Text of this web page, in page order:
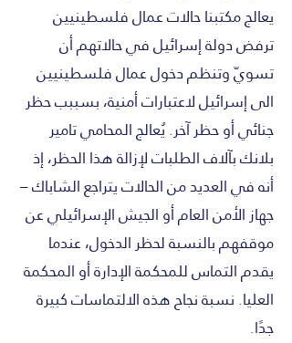
يعالج مكتبنا حالات عمال فلسطينيين
ترفض دولة إسرائيل في حالاتهم أن
تسويّ وتنظم دخول عمال فلسطينيين
الى إسرائيل لاعتبارات أمنية، بسببب حظر
جنائي أو حظر آخر. يُعالج المحامي تامير
بلانك بآلاف الطلبات لإزالة هذا الحظر، إذ
أنه في العديد من الحالات يتراجع الشاباك –
جهاز الأمن العام أو الجيش الإسرائيلي عن
موقفهم بالنسبة لحظر الدخول، عندما
يقدم التماس للمحكمة الإدارة أو المحكمة
العليا. نسبة نجاح هذه الالتماسات كبيرة
جدًا.